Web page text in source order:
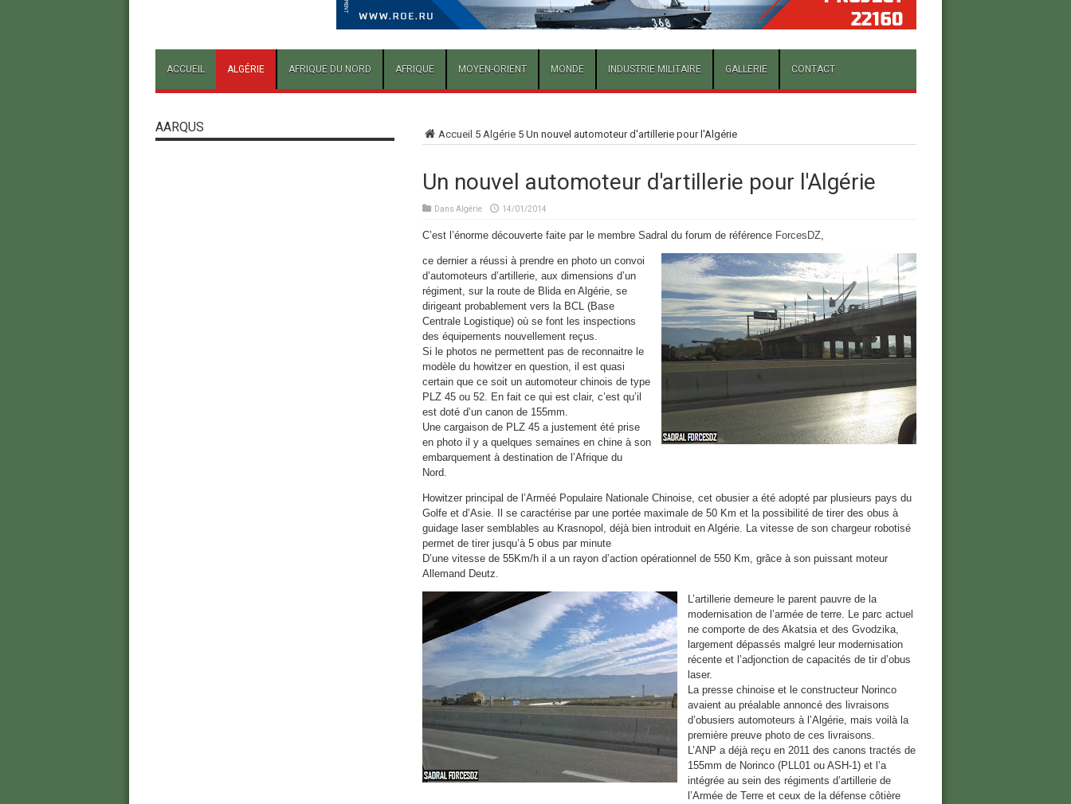
ACCUEIL ALGÉRIE AFRIQUE DU NORD AFRIQUE MOYEN-ORIENT MONDE INDUSTRIE MILITAIRE GALLERIE CONTACT
Accueil 5 Algérie5 Un nouvel automoteur d'artillerie pour l'Algérie
Un nouvel automoteur d'artillerie pour l'Algérie
Dans Algérie 14/01/2014
C’est l’énorme découverte faite par le membre Sadral du forum de référence ForcesDZ,
ce dernier a réussi à prendre en photo un convoi
d’automoteurs d’artillerie, aux dimensions d’un
régiment, sur la route de Blida en Algérie, se
dirigeant probablement vers la BCL (Base
Centrale Logistique) où se font les inspections
des équipements nouvellement reçus.
Si le photos ne permettent pas de reconnaitre le
modèle du howitzer en question, il est quasi
certain que ce soit un automoteur chinois de type
PLZ 45 ou 52. En fait ce qui est clair, c’est qu’il
est doté d’un canon de 155mm.
Une cargaison de PLZ 45 a justement été prise
en photo il y a quelques semaines en chine à son
embarquement à destination de l’Afrique du
Nord.
Howitzer principal de l’Arméé Populaire Nationale Chinoise, cet obusier a été adopté par plusieurs pays du
Golfe et d’Asie. Il se caractérise par une portée maximale de 50 Km et la possibilité de tirer des obus à
guidage laser semblables au Krasnopol, déjà bien introduit en Algérie. La vitesse de son chargeur robotisé
permet de tirer jusqu’à 5 obus par minute
D’une vitesse de 55Km/h il a un rayon d’action opérationnel de 550 Km, grâce à son puissant moteur
Allemand Deutz.
L’artillerie demeure le parent pauvre de la
modernisation de l’armée de terre. Le parc actuel
ne comporte de des Akatsia et des Gvodzika,
largement dépassés malgré leur modernisation
récente et l’adjonction de capacités de tir d’obus
laser.
La presse chinoise et le constructeur Norinco
avaient au préalable annoncé des livraisons
d’obusiers automoteurs à l’Algérie, mais voilà la
première preuve photo de ces livraisons.
L’ANP a déjà reçu en 2011 des canons tractés de
155mm de Norinco (PLL01 ou ASH-1) et l’a
intégrée au sein des régiments d’artillerie de
l’Armée de Terre et ceux de la défense côtière
AARQUS